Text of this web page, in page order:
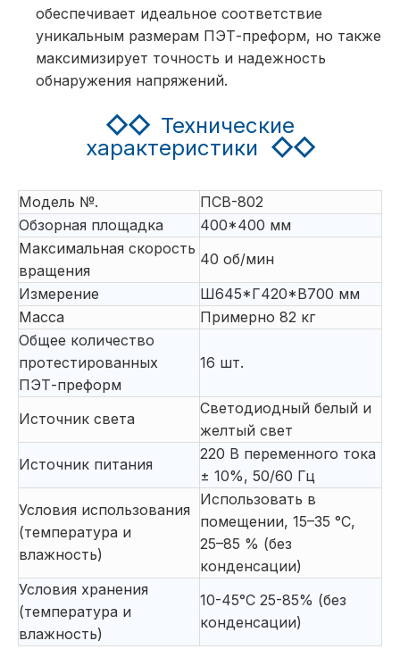
обеспечивает идеальное соответствие
уникальным размерам ПЭТ-преформ, но также
максимизирует точность и надежность
обнаружения напряжений.
◇◇ Технические
характеристики ◇◇
Модель №.
ПСВ-802
Обзорная площадка
400*400 мм
Максимальная скорость
вращения
40 об/мин
Измерение
Ш645*Г420*В700 мм
Масса
Примерно 82 кг
Общее количество
протестированных
ПЭТ-преформ
16 шт.
Источник света
Светодиодный белый и
желтый свет
Источник питания
220 В переменного тока
± 10%, 50/60 Гц
Условия использования
(температура и
влажность)
Использовать в
помещении, 15–35 °C,
25–85 % (без
конденсации)
Условия хранения
(температура и
влажность)
10-45°C 25-85% (без
конденсации)